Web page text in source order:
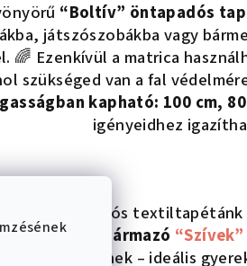
“Boltív” öntapadós
játszószobákba vagy
🌈 Ezenkívül a matrica
szükséged van a fal
kapható: 100 cm,
igényeidhez
öntapadós textiltapétánk
származó “Szívek”
teremtenek – ideális